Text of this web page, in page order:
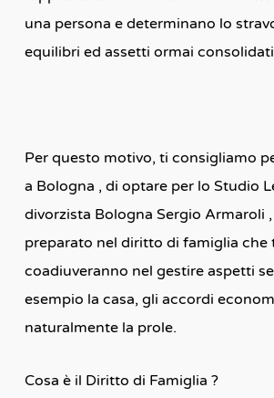
una persona e determinano lo
equilibri ed assetti ormai
Per questo motivo, ti consigliamo
a Bologna , di optare per lo Studio
divorzista Bologna Sergio Armaroli
preparato nel diritto di famiglia che
coadiuveranno nel gestire aspetti
esempio la casa, gli accordi
naturalmente la prole.
Cosa è il Diritto di Famiglia ?